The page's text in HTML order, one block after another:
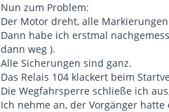
Nun zum Problem:
Der Motor dreht, alle
Dann habe ich erstmal
dann weg ).
Alle Sicherungen sind ganz.
Das Relais 104 klackert beim
Die Wegfahrsperre schließe ich
Ich nehme an, der Vorgänger